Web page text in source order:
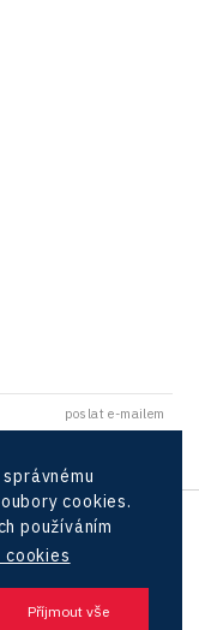
poslat e-mailem
cookies.
používáním
cookies